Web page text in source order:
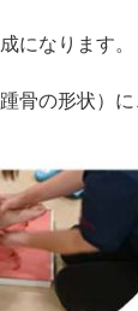
になります。
骨の形状）